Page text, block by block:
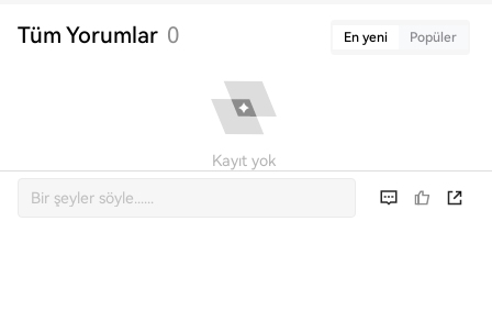
Tüm Yorumlar 0 En yeni Popüler
Kayıt yok